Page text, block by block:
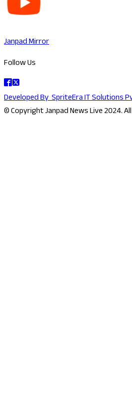
Janpad Mirror
Follow Us
Developed BySpriteEra IT Solutions
© Copyright Janpad News Live 2024.